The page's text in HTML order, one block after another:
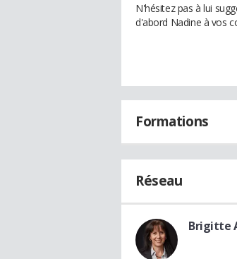
N'hésitez pas à lui
d'abord Nadine à vos
Formations
Réseau
Brigitte